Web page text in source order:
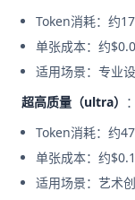
Token消耗：约
单张成本：约
适用场景：专业
超高质量（ultra） ：
Token消耗：约
单张成本：约
适用场景：艺术